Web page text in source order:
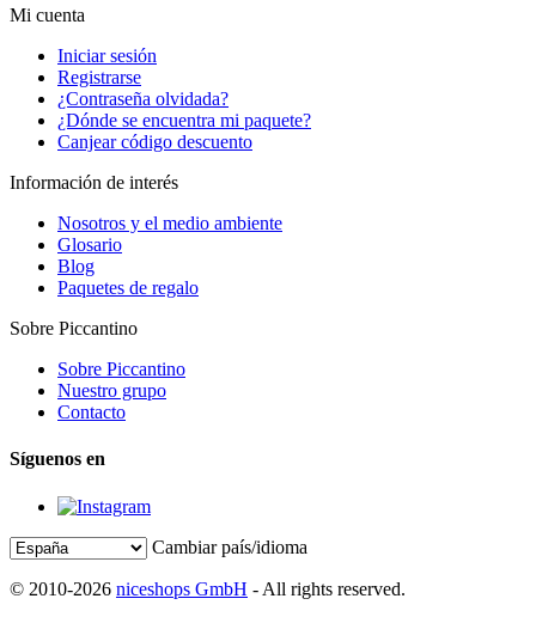
Mi cuenta
Iniciar sesión
Registrarse
¿Contraseña olvidada?
¿Dónde se encuentra mi paquete?
Canjear código descuento
Información de interés
Nosotros y el medio ambiente
Glosario
Blog
Paquetes de regalo
Sobre Piccantino
Sobre Piccantino
Nuestro grupo
Contacto
Síguenos en
Cambiar país/idioma
© 2010-2026 niceshops GmbH - All rights reserved.